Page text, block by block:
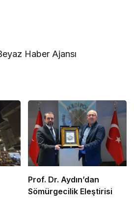
Haber Ajansı
Prof. Dr. Aydın’dan
Sömürgecilik Eleştirisi